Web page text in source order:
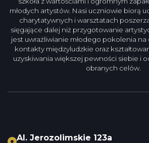
młodych artystów. Nasi uczniowie biorą
charytatywnych i warsztatach
sięgające dalej niż przygotowanie
jest uwrażliwianie młodego pokolenia na
kontakty międzyludzkie oraz
uzyskiwania większej pewności siebie i
obranych celów.
Al. Jerozolimskie 123a